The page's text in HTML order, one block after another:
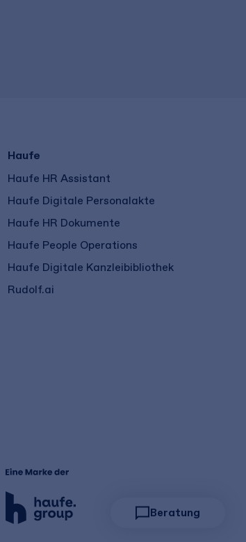
Haufe
Haufe HR Assistant
Haufe Digitale Personalakte
Haufe HR Dokumente
Haufe People Operations
Haufe Digitale Kanzleibibliothek
Rudolf.ai
Beratung